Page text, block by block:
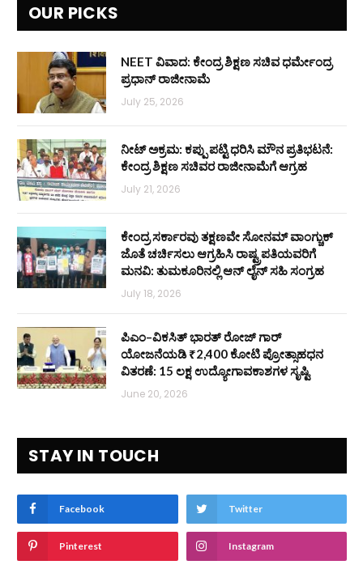
OUR PICKS
NEET ವಿವಾದ: ಕೇಂದ್ರ ಶಿಕ್ಷಣ ಸಚಿವ ಧರ್ಮೇಂದ್ರ
ಪ್ರಧಾನ್ ರಾಜೀನಾಮೆ
July 25, 2026
ನೀಟ್ ಅಕ್ರಮ: ಕಪ್ಪು ಪಟ್ಟಿ ಧರಿಸಿ ಮೌನ ಪ್ರತಿಭಟನೆ:
ಕೇಂದ್ರ ಶಿಕ್ಷಣ ಸಚಿವರ ರಾಜೀನಾಮೆಗೆ ಆಗ್ರಹ
July 21, 2026
ಕೇಂದ್ರ ಸರ್ಕಾರವು ತಕ್ಷಣವೇ ಸೋನಮ್ ವಾಂಗ್ಚುಕ್
ಜೊತೆ ಚರ್ಚಿಸಲು ಆಗ್ರಹಿಸಿ ರಾಷ್ಟ್ರಪತಿಯವರಿಗೆ
ಮನವಿ: ತುಮಕೂರಿನಲ್ಲಿ ಆನ್‌ ಲೈನ್ ಸಹಿ ಸಂಗ್ರಹ
July 18, 2026
ಪಿಎಂ–ವಿಕಸಿತ್ ಭಾರತ್ ರೋಜ್‌ ಗಾರ್
ಯೋಜನೆಯಡಿ ₹2,400 ಕೋಟಿ ಪ್ರೋತ್ಸಾಹಧನ
ವಿತರಣೆ: 15 ಲಕ್ಷ ಉದ್ಯೋಗಾವಕಾಶಗಳ ಸೃಷ್ಟಿ
June 20, 2026
STAY IN TOUCH
Facebook Twitter
Pinterest Instagram